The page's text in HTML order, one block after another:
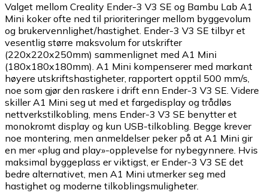
Valget mellom Creality Ender-3 V3 SE og Bambu Lab A1
Mini koker ofte ned til prioriteringer mellom byggevolum
og brukervennlighet/hastighet. Ender-3 V3 SE tilbyr et
vesentlig større maksvolum for utskrifter
(220x220x250mm) sammenlignet med A1 Mini
(180x180x180mm). A1 Mini kompenserer med markant
høyere utskriftshastigheter, rapportert opptil 500 mm/s,
noe som gjør den raskere i drift enn Ender-3 V3 SE. Videre
skiller A1 Mini seg ut med et fargedisplay og trådløs
nettverkstilkobling, mens Ender-3 V3 SE benytter et
monokromt display og kun USB-tilkobling. Begge krever
noe montering, men anmeldelser peker på at A1 Mini gir
en mer «plug and play»-opplevelse for nybegynnere. Hvis
maksimal byggeplass er viktigst, er Ender-3 V3 SE det
bedre alternativet, men A1 Mini utmerker seg med
hastighet og moderne tilkoblingsmuligheter.